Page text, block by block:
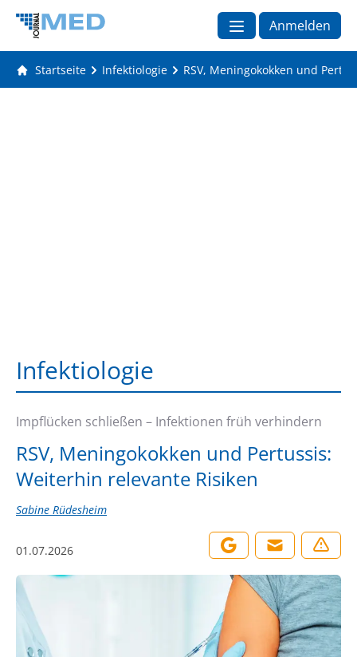
Anmelden
Startseite Infektiologie RSV, Meningokokken und
Infektiologie
Impflücken schließen – Infektionen früh verhindern
RSV, Meningokokken und Pertussis:
Weiterhin relevante Risiken
Sabine Rüdesheim
01.07.2026